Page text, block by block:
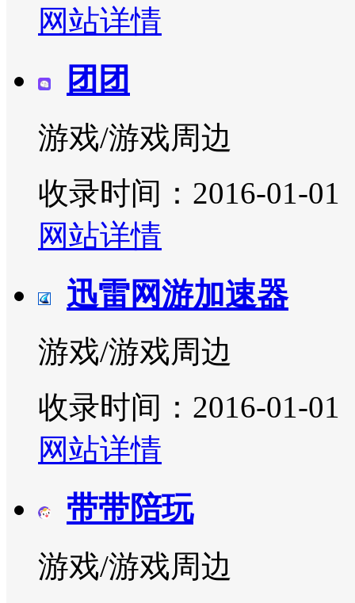
网站详情
团团
游戏/游戏周边
收录时间：2016-01-01
网站详情
迅雷网游加速器
游戏/游戏周边
收录时间：2016-01-01
网站详情
带带陪玩
游戏/游戏周边